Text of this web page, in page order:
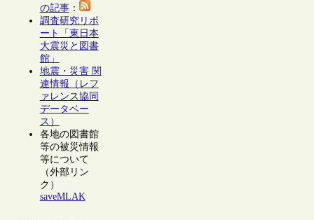
の記事：
調査研究リポ
ート「東日本
大震災と図書
館」
地震・災害 関
連情報（レフ
ァレンス協同
データベー
ス）
各地の図書館
等の被災情報
等について
（外部リン
ク）
saveMLAK